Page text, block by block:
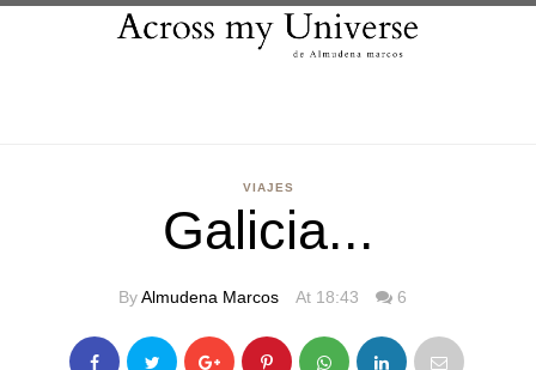
VIAJES
Galicia...
ByAlmudena Marcos At 18:43 6